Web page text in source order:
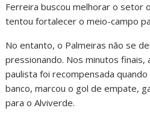
Ferreira buscou melhorar o setor
tentou fortalecer o meio-campo
No entanto, o Palmeiras não se
pressionando. Nos minutos finais,
paulista foi recompensada
banco, marcou o gol de empate,
para o Alviverde.